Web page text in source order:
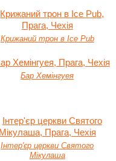
Крижаний трон в Ice Pub
Бар Хемінгуея
Інтер'єр церкви Святого
Мікулаша